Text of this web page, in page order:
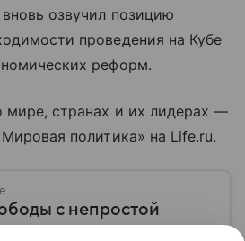
вновь озвучил позицию
проведения на Кубе
реформ.
мире, странах и их лидерах —
политика» на Life.ru.
с непростой